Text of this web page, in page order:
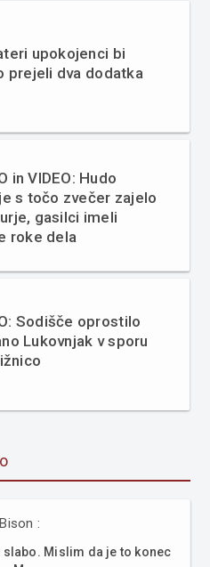
upokojenci bi
prejeli dva dodatka
in VIDEO: Hudo
s točo zvečer zajelo
gasilci imeli
roke dela
Sodišče oprostilo
Lukovnjak v sporu
:
Mislim da je to konec